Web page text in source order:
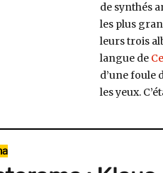
de synthés
les plus
leurs trois
langue de
d’une foule
les yeux.